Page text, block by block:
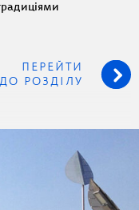
ПЕРЕЙТИ
ДО РОЗДІЛУ